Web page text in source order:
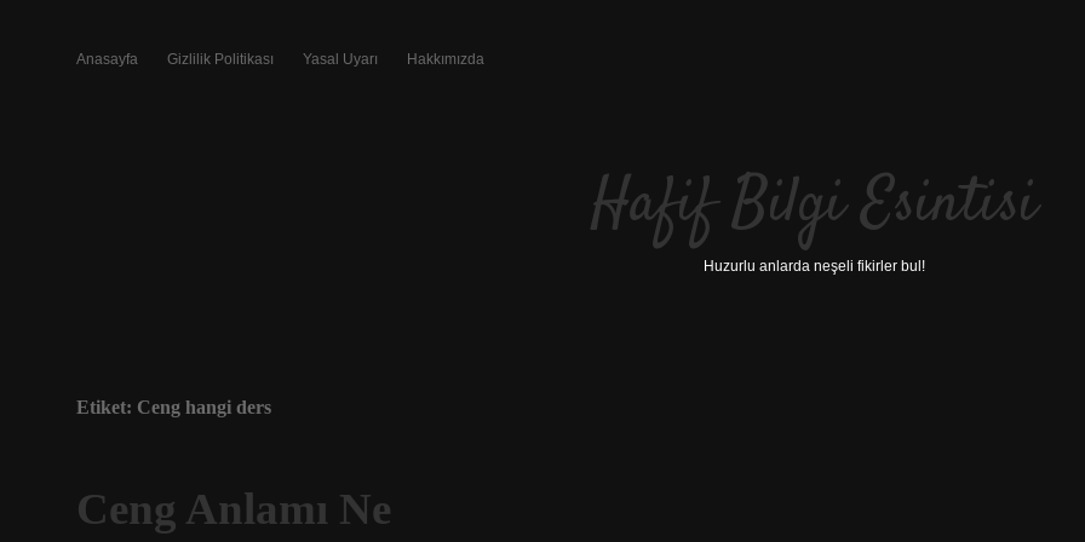
Anasayfa Gizlilik Politikası Yasal Uyarı Hakkımızda
Hafif Bilgi Esintisi
Huzurlu anlarda neşeli fikirler bul!
Etiket: Ceng hangi ders
Ceng Anlamı Ne